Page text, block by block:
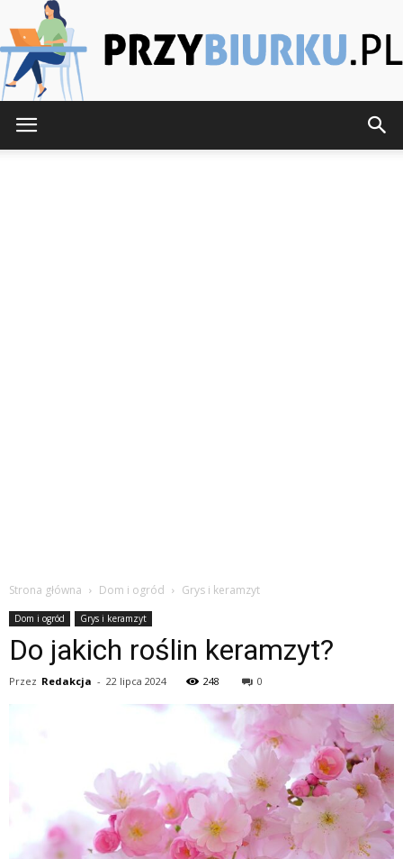
Strona główna Dom i ogród Grys i keramzyt
Dom i ogród Grys i keramzyt
Do jakich roślin keramzyt?
Przez Redakcja - 22 lipca 2024 248 0